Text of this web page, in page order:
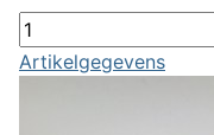
Artikelgegevens